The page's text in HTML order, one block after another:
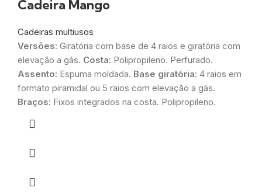
Cadeira Mango
Cadeiras multiusos
Versões: Giratória com base de 4 raios e giratória com
elevação a gás. Costa: Polipropileno. Perfurado.
Assento: Espuma moldada. Base giratória: 4 raios em
formato piramidal ou 5 raios com elevação a gás.
Braços: Fixos integrados na costa. Polipropileno.